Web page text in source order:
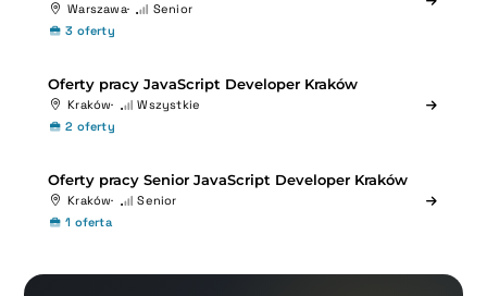
Warszawa
Senior
3 oferty
Oferty pracy JavaScript Developer Kraków
Kraków
Wszystkie
2 oferty
Oferty pracy Senior JavaScript Developer Kraków
Kraków
Senior
1 oferta